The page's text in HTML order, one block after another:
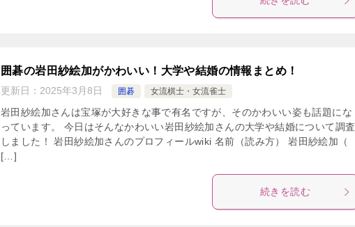
囲碁の岩田紗絵加がかわいい！大学や結婚の情報まとめ！
更新日： 2025年3月8日 囲碁 女流棋士・女流雀士
岩田紗絵加さんは宝塚が大好きな事で有名ですが、そのかわいい姿も話題にな
っています。 今日はそんなかわいい岩田紗絵加さんの大学や結婚について調査
しました！ 岩田紗絵加さんのプロフィールwiki 名前（読み方） 岩田紗絵加（
[…]
続きを読む